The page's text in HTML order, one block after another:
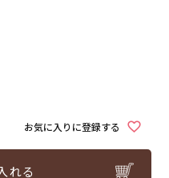
お気に入りに登録する
れる